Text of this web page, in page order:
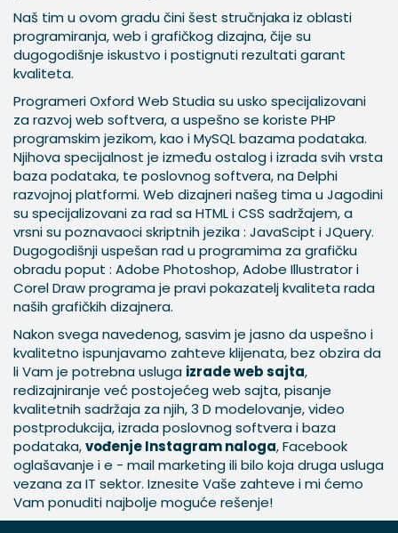
Naš tim u ovom gradu čini šest stručnjaka iz oblasti
programiranja, web i grafičkog dizajna, čije su
dugogodišnje iskustvo i postignuti rezultati garant
kvaliteta.
Programeri Oxford Web Studia su usko specijalizovani
za razvoj web softvera, a uspešno se koriste PHP
programskim jezikom, kao i MySQL bazama podataka.
Njihova specijalnost je između ostalog i izrada svih vrsta
baza podataka, te poslovnog softvera, na Delphi
razvojnoj platformi. Web dizajneri našeg tima u Jagodini
su specijalizovani za rad sa HTML i CSS sadržajem, a
vrsni su poznavaoci skriptnih jezika : JavaScipt i JQuery.
Dugogodišnji uspešan rad u programima za grafičku
obradu poput : Adobe Photoshop, Adobe Illustrator i
Corel Draw programa je pravi pokazatelj kvaliteta rada
naših grafičkih dizajnera.
Nakon svega navedenog, sasvim je jasno da uspešno i
kvalitetno ispunjavamo zahteve klijenata, bez obzira da
li Vam je potrebna usluga izrade web sajta,
redizajniranje već postojećeg web sajta, pisanje
kvalitetnih sadržaja za njih, 3 D modelovanje, video
postprodukcija, izrada poslovnog softvera i baza
podataka,vođenje Instagram naloga, Facebook
oglašavanje i e - mail marketing ili bilo koja druga usluga
vezana za IT sektor. Iznesite Vaše zahteve i mi ćemo
Vam ponuditi najbolje moguće rešenje!